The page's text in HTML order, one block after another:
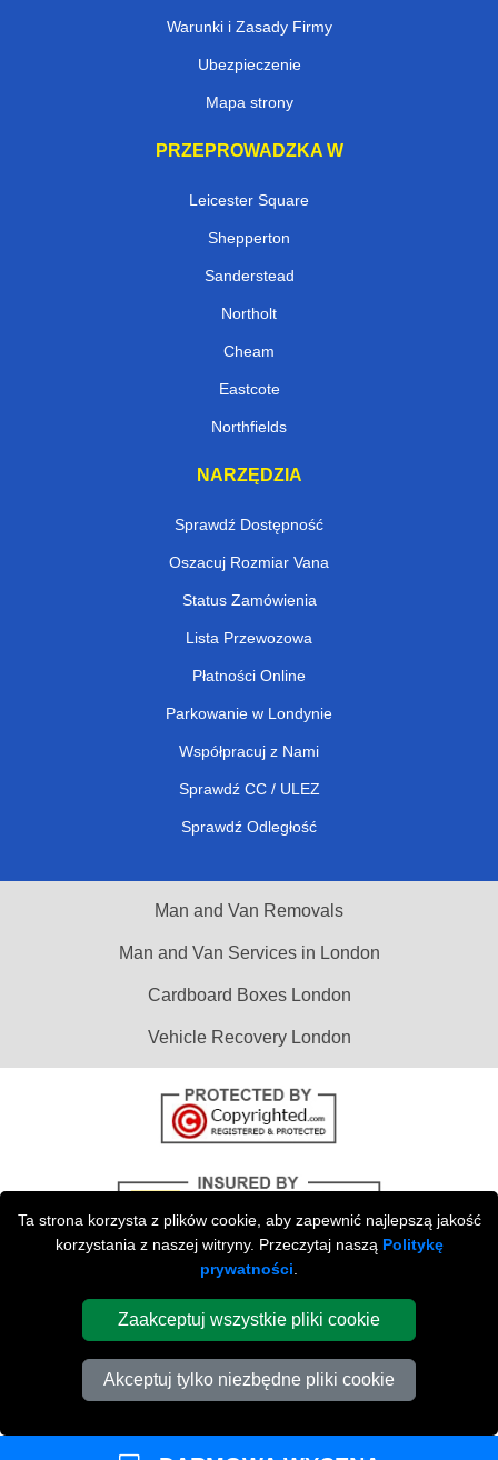
Ta strona korzysta z plików cookie, aby zapewnić najlepszą jakość
korzystania z naszej witryny. Przeczytaj naszą Politykę
prywatności
Zaakceptuj wszystkie pliki cookie
Akceptuj tylko niezbędne pliki cookie
Warunki i Zasady Firmy
Ubezpieczenie
Mapa strony
PRZEPROWADZKA W
Leicester Square
Shepperton
Sanderstead
Northolt
Cheam
Eastcote
Northfields
NARZĘDZIA
Sprawdź Dostępność
Oszacuj Rozmiar Vana
Status Zamówienia
Lista Przewozowa
Płatności Online
Parkowanie w Londynie
Współpracuj z Nami
Sprawdź CC / ULEZ
Sprawdź Odległość
Man and Van Removals
Man and Van Services in London
Cardboard Boxes London
Vehicle Recovery London
Registered in England and Wales | Numer Rejestracyjny VAT: 281313229 |
Numer Rejestracyjny Firmy: 13305400